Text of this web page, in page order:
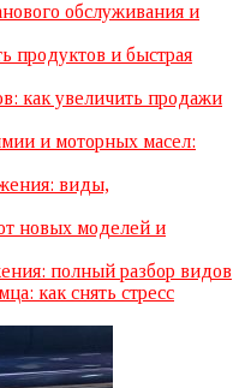
обслуживания и
продуктов и быстрая
как увеличить продажи
и моторных масел:
виды,
новых моделей и
полный разбор видов
как снять стресс